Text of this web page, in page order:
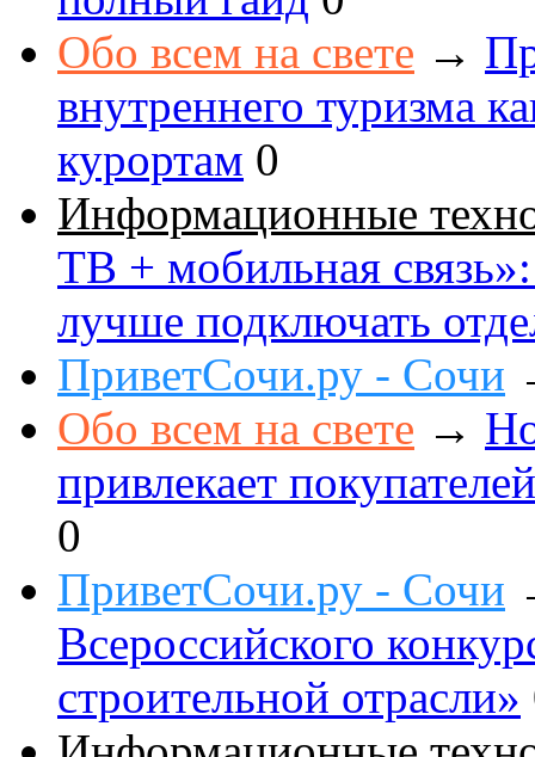
Обо всем на свете →
внутреннего туризма
курортам 0
Информационные
ТВ + мобильная
лучше подключать
ПриветСочи.ру - Сочи
Обо всем на свете →
привлекает
0
ПриветСочи.ру - Сочи
Всероссийского
строительной отрасли»